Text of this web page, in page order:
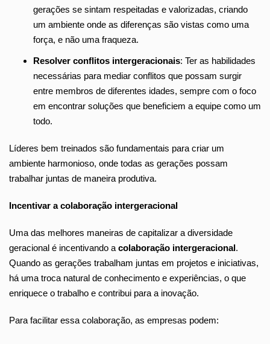
gerações se sintam respeitadas e valorizadas, criando
um ambiente onde as diferenças são vistas como uma
força, e não uma fraqueza.
Resolver conflitos intergeracionais: Ter as habilidades
necessárias para mediar conflitos que possam surgir
entre membros de diferentes idades, sempre com o foco
em encontrar soluções que beneficiem a equipe como um
todo.
Líderes bem treinados são fundamentais para criar um
ambiente harmonioso, onde todas as gerações possam
trabalhar juntas de maneira produtiva.
Incentivar a colaboração intergeracional
Uma das melhores maneiras de capitalizar a diversidade
geracional é incentivando a colaboração intergeracional.
Quando as gerações trabalham juntas em projetos e iniciativas,
há uma troca natural de conhecimento e experiências, o que
enriquece o trabalho e contribui para a inovação.
Para facilitar essa colaboração, as empresas podem: